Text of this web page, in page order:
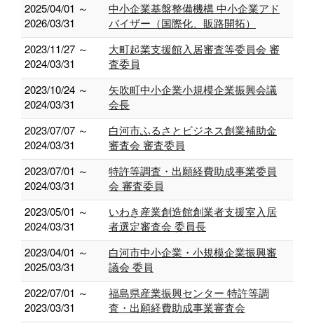
2025/04/01 ～
2026/03/31
中小企業基盤整備機構 中小企業アド
バイザー（国際化、販路開拓）
2023/11/27 ～
2024/03/31
大町起業支援館入居審査等委員会 審
査委員
2023/10/24 ～
2024/03/31
矢吹町中小企業小規模企業振興会議
会長
2023/07/07 ～
2024/03/31
白河市ふるさとビジネス創業補助金
審査会 審査委員
2023/07/01 ～
2024/03/31
特許等調査・出願経費助成事業委員
会 審査委員
2023/05/01 ～
2024/03/31
いわき産業創造館創業者支援室入居
者選定審査会 委員長
2023/04/01 ～
2025/03/31
白河市中小企業・小規模企業振興審
議会 委員
2022/07/01 ～
2023/03/31
福島県産業振興センター 特許等調
査・出願経費助成事業審査会